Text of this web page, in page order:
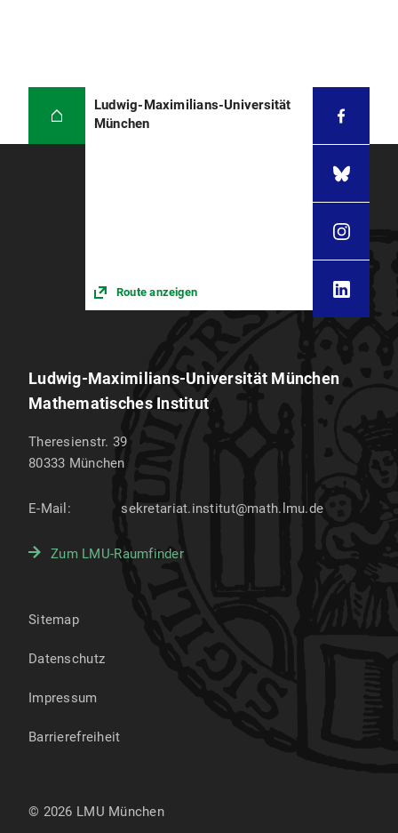
Ludwig-Maximilians-Universität
München
Route anzeigen
Ludwig-Maximilians-Universität München
Mathematisches Institut
Theresienstr. 39
80333 München
E-Mail: sekretariat.institut@math.lmu.de
Zum LMU-Raumfinder
Sitemap
Datenschutz
Impressum
Barrierefreiheit
© 2026 LMU München